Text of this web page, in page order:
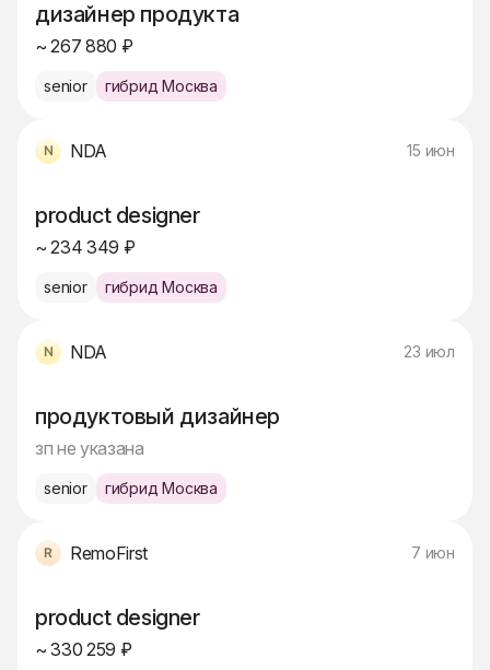
дизайнер продукта
~ 267 880 ₽
senior гибрид Москва
NDA 15 июн
product designer
~ 234 349 ₽
senior гибрид Москва
NDA 23 июл
продуктовый дизайнер
зп не указана
senior гибрид Москва
RemoFirst 7 июн
product designer
~ 330 259 ₽